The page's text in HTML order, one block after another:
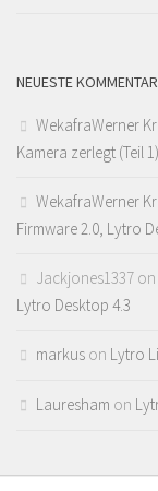
NEUESTE
WekafraWerner
Kamera zerlegt (Teil 1)
WekafraWerner
Firmware 2.0, Lytro
Jackjones1337 on
Lytro Desktop 4.3
markus on Lytro
Lauresham on